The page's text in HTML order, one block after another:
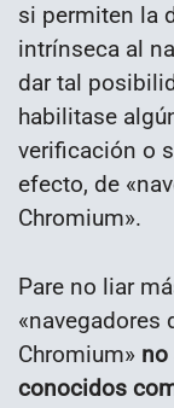
si permiten la
intrínseca al
dar tal
habilitase
verificación o
efecto, de
Chromium».
Pare no liar
«navegadores
Chromium» no
conocidos